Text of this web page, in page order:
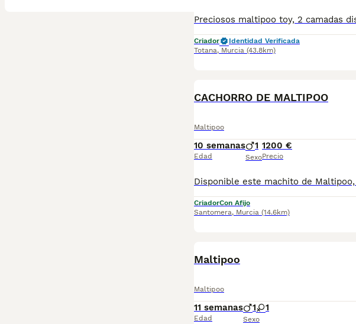
Criador
Identidad Verificada
Totana, Murcia (43.8km)
CACHORRO DE MALTIPOO
Maltipoo
10 semanas
Edad
1
Sexo
1200 €
Precio
CriadorCon Afijo
Santomera, Murcia (14.6km)
Maltipoo
Maltipoo
11 semanas
Edad
1 1
Sexo